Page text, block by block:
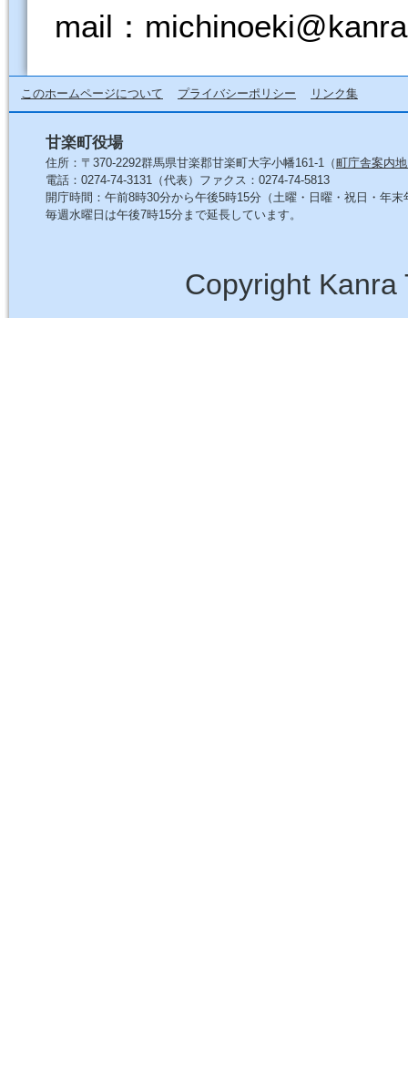
mail：
このホームページについて プライバシーポリシー リンク集
甘楽町役場
住所：〒370-2292群馬県甘楽郡甘楽町大字小幡161-1（町庁舎案内
電話：0274-74-3131（代表）ファクス：0274-74-5813
開庁時間：午前8時30分から午後5時15分（土曜・日曜・祝日・年末
毎週水曜日は午後7時15分まで延長しています。
Copyright Kanra